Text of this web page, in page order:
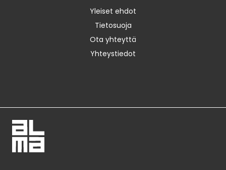
Yleiset ehdot
Tietosuoja
Ota yhteyttä
Yhteystiedot